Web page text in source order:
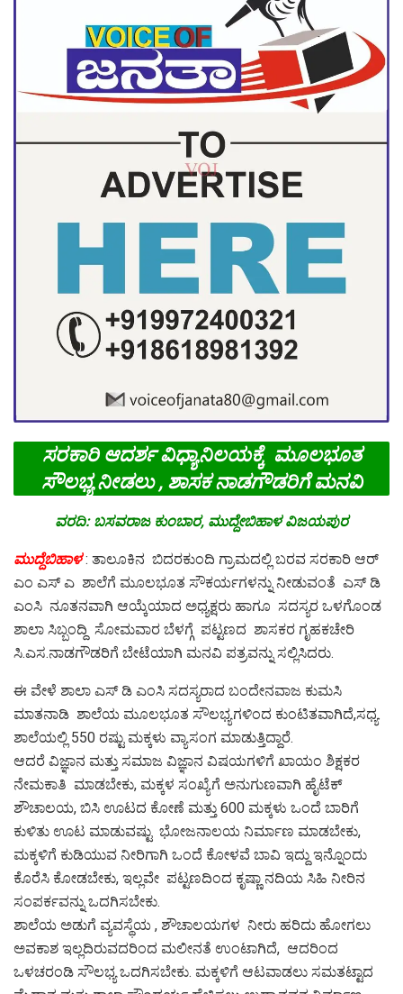
ಸರಕಾರಿ ಆದರ್ಶ ವಿಧ್ಯಾನಿಲಯಕ್ಕೆ ಮೂಲಭೂತ
ಸೌಲಭ್ಯ ನೀಡಲು , ಶಾಸಕ ನಾಡಗೌಡರಿಗೆ ಮನವಿ
ವರದಿ: ಬಸವರಾಜ ಕುಂಬಾರ, ಮುದ್ದೇಬಿಹಾಳ ವಿಜಯಪುರ
ಮುದ್ದೆಬಿಹಾಳ: ತಾಲೂಕಿನ ಬಿದರಕುಂದಿ ಗ್ರಾಮದಲ್ಲಿ ಬರವ ಸರಕಾರಿ ಆರ್
ಎಂ ಎಸ್ ಎ ಶಾಲೆಗೆ ಮೂಲಭೂತ ಸೌಕರ್ಯಗಳನ್ನು ನೀಡುವಂತೆ ಎಸ್ ಡಿ
ಎಂಸಿ ನೂತನವಾಗಿ ಆಯ್ಕೆಯಾದ ಅಧ್ಯಕ್ಷರು ಹಾಗೂ ಸದಸ್ಯರ ಒಳಗೊಂಡ
ಶಾಲಾ ಸಿಬ್ಬಂದ್ದಿ ಸೋಮವಾರ ಬೆಳಗ್ಗೆ ಪಟ್ಟಣದ ಶಾಸಕರ ಗೃಹಕಚೇರಿ
ಸಿ.ಎಸ.ನಾಡಗೌಡರಿಗೆ ಬೇಟೆಯಾಗಿ ಮನವಿ ಪತ್ರವನ್ನು ಸಲ್ಲಿಸಿದರು.
ಈ ವೇಳೆ ಶಾಲಾ ಎಸ್ ಡಿ ಎಂಸಿ ಸದಸ್ಯರಾದ ಬಂದೇನವಾಜ ಕುಮಸಿ
ಮಾತನಾಡಿ ಶಾಲೆಯ ಮೂಲಭೂತ ಸೌಲಭ್ಯಗಳಿಂದ ಕುಂಟಿತವಾಗಿದೆ,ಸಧ್ಯ.
ಶಾಲೆಯಲ್ಲಿ 550 ರಷ್ಟು ಮಕ್ಕಳು ವ್ಯಾಸಂಗ ಮಾಡುತ್ತಿದ್ದಾರೆ.
ಆದರೆ ವಿಜ್ಞಾನ ಮತ್ತು ಸಮಾಜ ವಿಜ್ಞಾನ ವಿಷಯಗಳಿಗೆ ಖಾಯಂ ಶಿಕ್ಷಕರ
ನೇಮಕಾತಿ ಮಾಡಬೇಕು, ಮಕ್ಕಳ ಸಂಖ್ಯೆಗೆ ಅನುಗುಣವಾಗಿ ಹೈಟೆಕ್
ಶೌಚಾಲಯ, ಬಿಸಿ ಊಟದ ಕೋಣೆ ಮತ್ತು 600 ಮಕ್ಕಳು ಒಂದೆ ಬಾರಿಗೆ
ಕುಳಿತು ಊಟ ಮಾಡುವಷ್ಟು ಭೋಜನಾಲಯ ನಿರ್ಮಾಣ ಮಾಡಬೇಕು,
ಮಕ್ಕಳಿಗೆ ಕುಡಿಯುವ ನೀರಿಗಾಗಿ ಒಂದೆ ಕೋಳವೆ ಬಾವಿ ಇದ್ದು ಇನ್ನೊಂದು
ಕೊರೆಸಿ ಕೋಡಬೇಕು, ಇಲ್ಲವೇ ಪಟ್ಟಣದಿಂದ ಕೃಷ್ಣಾ ನದಿಯ ಸಿಹಿ ನೀರಿನ
ಸಂಪರ್ಕವನ್ನು ಒದಗಿಸಬೇಕು.
ಶಾಲೆಯ ಅಡುಗೆ ವ್ಯವಸ್ಥೆಯ , ಶೌಚಾಲಯಗಳ ನೀರು ಹರಿದು ಹೋಗಲು
ಅವಕಾಶ ಇಲ್ಲದಿರುವದರಿಂದ ಮಲೀನತೆ ಉಂಟಾಗಿದೆ, ಆದರಿಂದ
ಒಳಚರಂಡಿ ಸೌಲಭ್ಯ ಒದಗಿಸಬೇಕು. ಮಕ್ಕಳಿಗೆ ಆಟವಾಡಲು ಸಮತಟ್ಟಾದ